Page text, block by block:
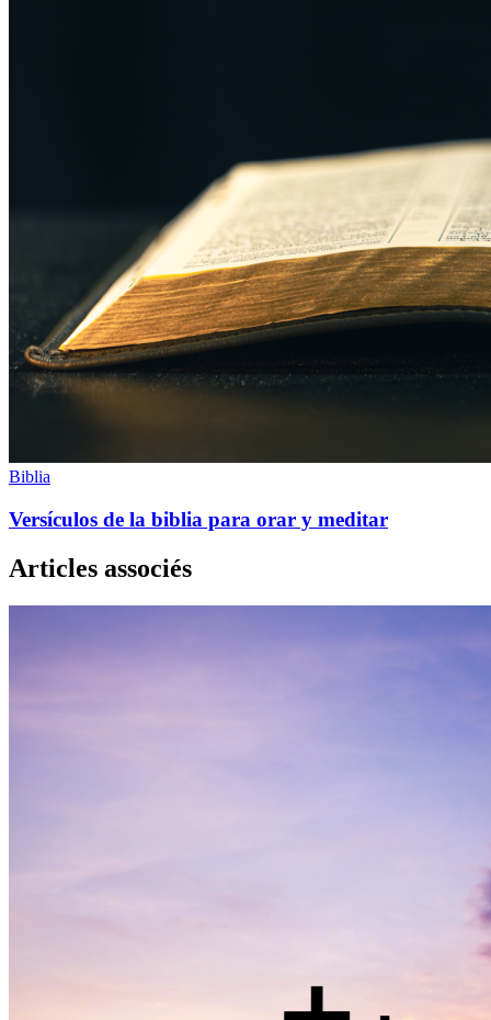
Biblia
Versículos de la biblia para orar y meditar
Articles associés